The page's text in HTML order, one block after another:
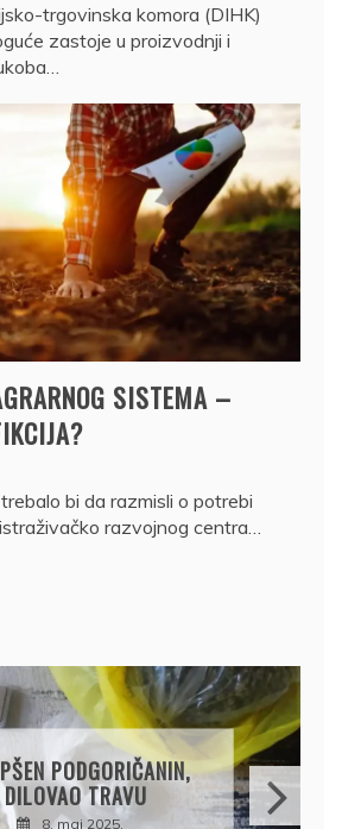
trgovinska komora (DIHK)
zastoje u proizvodnji i
SISTEMA –
bi da razmisli o potrebi
razvojnog centra…
DRŽAVLJANIN RUSIJE
OSUMNJIČEN DA JE
PRODAO TUĐI BMW,
DRŽAVU NAPUSTIO